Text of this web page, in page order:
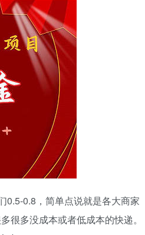
0.5-0.8，简单点说就是各大商家
很多没成本或者低成本的快递。